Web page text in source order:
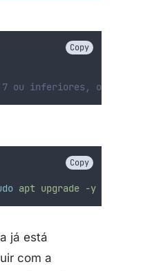
Copy
7 ou inferiores, o
Copy
apt upgrade -y
já está
com a